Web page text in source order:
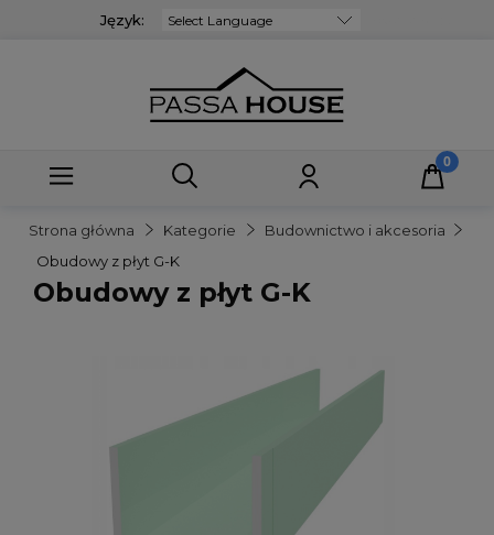
Język:
Strona główna Kategorie
Budownictwo i akcesoria
Obudowy z płyt G-K
Obudowy z płyt G-K